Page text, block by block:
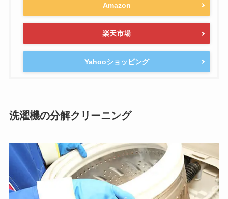
Amazon
楽天市場
Yahooショッピング
洗濯機の分解クリーニング